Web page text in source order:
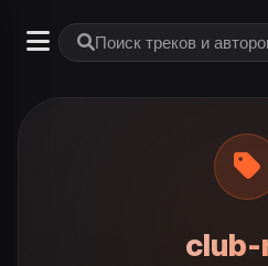
club-